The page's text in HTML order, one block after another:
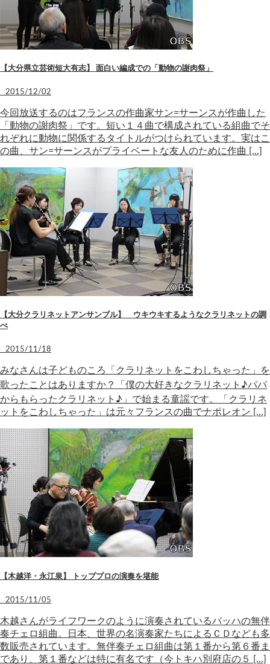
【大分県立芸術短大有志】 面白い編成での「動物の謝肉祭」
2015/12/02
今回放送するのはフランスの作曲家サン=サーンスが作曲した
「動物の謝肉祭」です。短い１４曲で構成されている組曲でそ
れぞれに動物に関係するタイトルがつけられています。実はこ
の曲、サン=サーンスがプライベートな友人のために作曲 […]
【大分クラリネットアンサンブル】 ウキウキするようなクラリネットの調
べ
2015/11/18
みなさんは子どものころ「クラリネットをこわしちゃった」を
歌ったことはありますか？「僕の大好きなクラリネット♪パパ
からもらったクラリネット♪」で始まる童謡です。「クラリネ
ットをこわしちゃった」は元々フランスの曲でナポレオン […]
【木越洋・永江泉】 トッププロの演奏を堪能
2015/11/05
木越さんがライフワークのように演奏されているバッハの無伴
奏チェロ組曲。日本、世界の名演奏家たちによるＣＤなども多
数販売されています。無伴奏チェロ組曲は第１番から第６番ま
であり、第１番などは特に有名です（今トキハ別府店の５ […]